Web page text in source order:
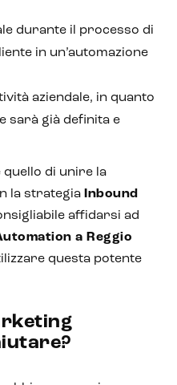
durante il processo di
in un’automazione
aziendale, in quanto
sarà già definita e
quello di unire la
la strategia Inbound
affidarsi ad
a Reggio
questa potente